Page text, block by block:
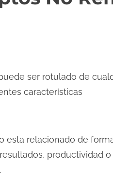
ser rotulado de
características
relacionado de
productividad